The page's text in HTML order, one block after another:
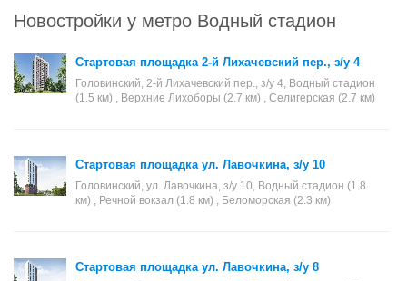
Новостройки у метро Водный стадион
Стартовая площадка 2-й Лихачевский пер., з/у 4
Головинский, 2-й Лихачевский пер., з/у 4, Водный стадион
(1.5 км) , Верхние Лихоборы (2.7 км) , Селигерская (2.7 км)
Стартовая площадка ул. Лавочкина, з/у 10
Головинский, ул. Лавочкина, з/у 10, Водный стадион (1.8
км) , Речной вокзал (1.8 км) , Беломорская (2.3 км)
Стартовая площадка ул. Лавочкина, з/у 8